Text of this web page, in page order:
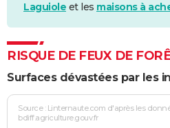
Laguiole et les maisons à
RISQUE DE FEUX DE
Surfaces dévastées par les
Source : Linternaute.com d'après les
bdiff.agriculture.gouv.fr